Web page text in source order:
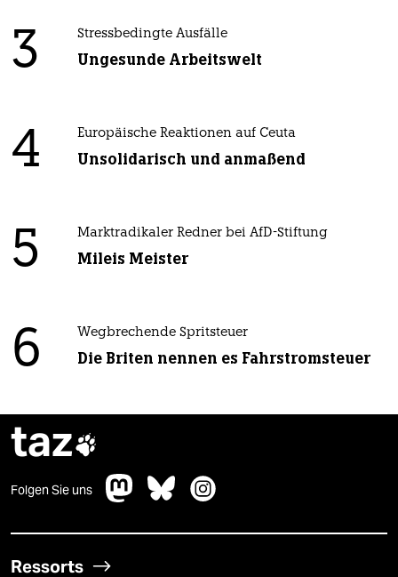
3 Stressbedingte Ausfälle
Ungesunde Arbeitswelt
4 Europäische Reaktionen auf Ceuta
Unsolidarisch und anmaßend
5 Marktradikaler Redner bei AfD-Stiftung
Mileis Meister
6 Wegbrechende Spritsteuer
Die Briten nennen es Fahrstromsteuer
taz
Folgen Sie uns
Ressorts